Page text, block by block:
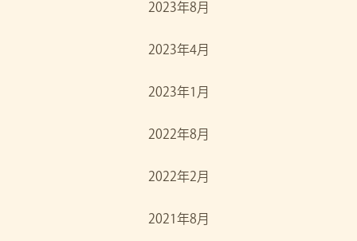
2023年8月
2023年4月
2023年1月
2022年8月
2022年2月
2021年8月